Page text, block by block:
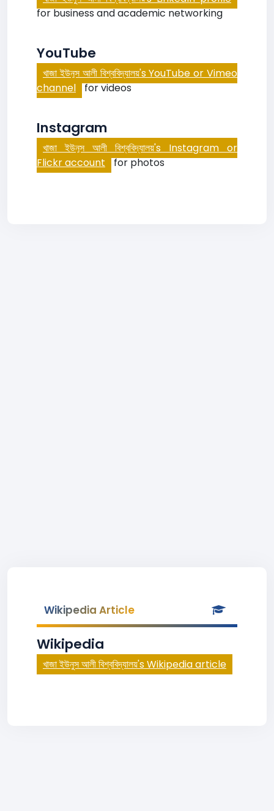
for business and academic networking
YouTube
খাজা ইউনুস আলী বিশ্ববিদ্যালয়'s YouTube or Vimeo
channel for videos
Instagram
খাজা ইউনুস আলী বিশ্ববিদ্যালয়'s Instagram or
Flickr account for photos
Wikipedia Article
Wikipedia
খাজা ইউনুস আলী বিশ্ববিদ্যালয়'s Wikipedia article